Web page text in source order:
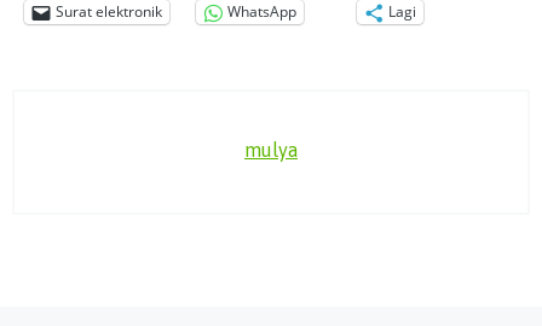
Surat elektronik WhatsApp Lagi
mulya